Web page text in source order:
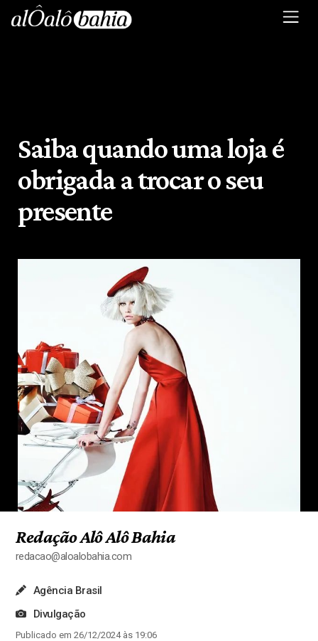
Saiba quando uma loja é
obrigada a trocar o seu
presente
Redação Alô Alô Bahia
redacao@aloalobahia.com
Agência Brasil
Divulgação
Publicado em 26/12/2024 às 19:06